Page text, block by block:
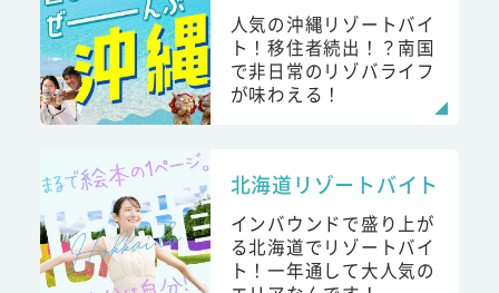
人気の沖縄リゾートバイ
ト！移住者続出！？南国
で非日常のリゾバライフ
が味わえる！
北海道リゾートバイト
インバウンドで盛り上が
る北海道でリゾートバイ
ト！一年通して大人気の